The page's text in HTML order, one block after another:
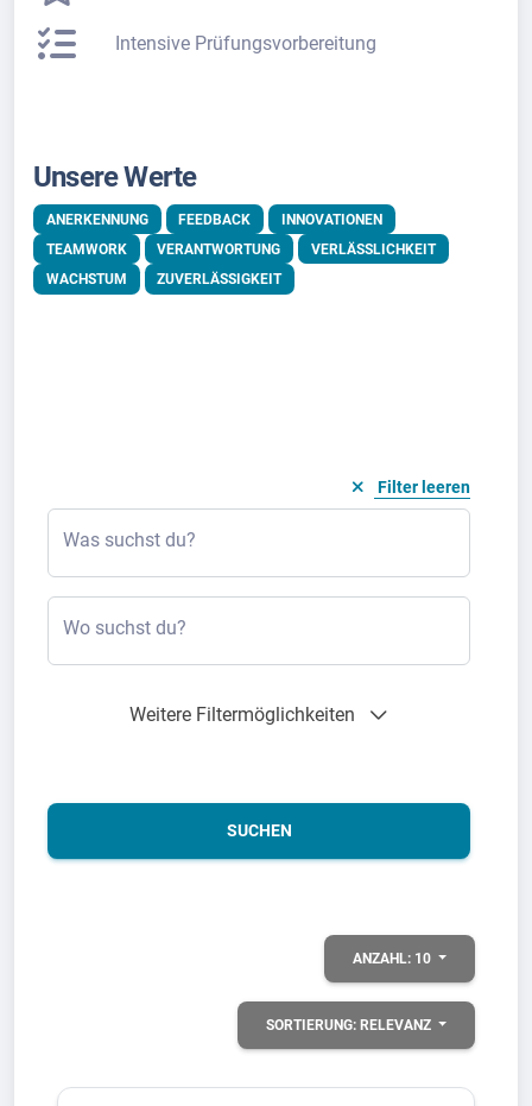
Intensive Prüfungsvorbereitung
Unsere Werte
ANERKENNUNG FEEDBACK
INNOVATIONEN
TEAMWORK
VERANTWORTUNG
VERLÄSSLICHKEIT
WACHSTUM
ZUVERLÄSSIGKEIT
Filter leeren
Was suchst du?
Wo suchst du?
Weitere Filtermöglichkeiten
SUCHEN
ANZAHL: 10
SORTIERUNG: RELEVANZ